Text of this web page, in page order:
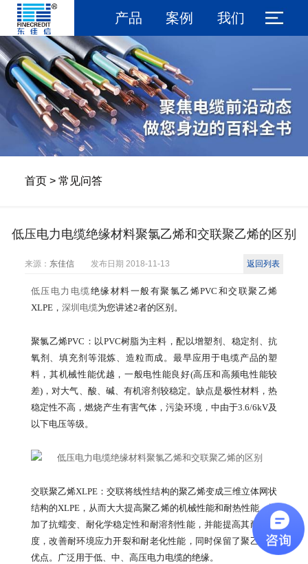
产品 案例 我们
首页 > 常见问答
低压电力电缆绝缘材料聚氯乙烯和交联聚乙烯的区别
返回列表
来源： 东佳信发布日期 2018-11-13
低压电力电缆绝缘材料一般有聚氯乙烯PVC和交联聚乙烯
XLPE， 深圳电缆为您讲述2者的区别。
聚氯乙烯PVC：以PVC树脂为主料，配以增塑剂、稳定剂、抗
氧剂、填充剂等混炼、造粒而成。最早应用于电缆产品的塑
料，其机械性能优越，一般电性能良好(高压和高频电性能较
差)，对大气、酸、碱、有机溶剂较稳定。缺点是极性材料，热
稳定性不高，燃烧产生有害气体，污染环境，中由于3.6/6kV及
以下电压等级。
交联聚乙烯XLPE：交联将线性结构的聚乙烯变成三维立体网状
结构的XLPE，从而大大提高聚乙烯的机械性能和耐热性能，增
加了抗蠕变、耐化学稳定性和耐溶剂性能，并能提高其耐电强
度，改善耐环境应力开裂和耐老化性能，同时保留了聚乙烯的
优点。广泛用于低、中、高压电力电缆的绝缘。